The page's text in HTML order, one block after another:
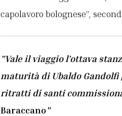
capolavoro bolognese”,
"Vale il viaggio l’ottava
maturità di Ubaldo Gandolfi
ritratti di santi
Baraccano"